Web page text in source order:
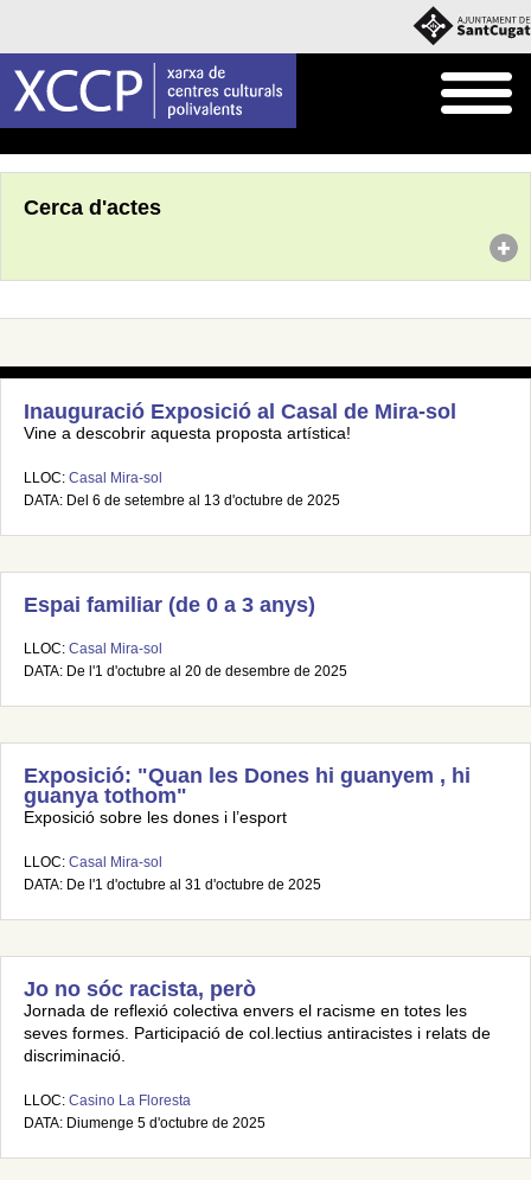
Cerca d'actes
Inauguració Exposició al Casal de Mira-sol
Vine a descobrir aquesta proposta artística!
LLOC: Casal Mira-sol
DATA: Del 6 de setembre al 13 d'octubre de 2025
Espai familiar (de 0 a 3 anys)
LLOC: Casal Mira-sol
DATA: De l'1 d'octubre al 20 de desembre de 2025
Exposició: "Quan les Dones hi guanyem , hi
guanya tothom"
Exposició sobre les dones i l’esport
LLOC: Casal Mira-sol
DATA: De l'1 d'octubre al 31 d'octubre de 2025
Jo no sóc racista, però
Jornada de reflexió colectiva envers el racisme en totes les
seves formes. Participació de col.lectius antiracistes i relats de
discriminació.
LLOC: Casino La Floresta
DATA: Diumenge 5 d'octubre de 2025